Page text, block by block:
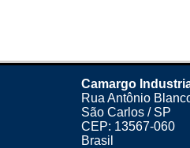
Camargo
Rua Antônio
São Carlos / SP
CEP: 13567-060
Brasil